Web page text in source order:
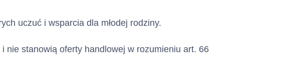
uczuć i wsparcia dla młodej rodziny.
nie stanowią oferty handlowej w rozumieniu art. 66